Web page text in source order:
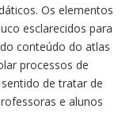
Os elementos
esclarecidos para
conteúdo do atlas
processos de
de tratar de
e alunos